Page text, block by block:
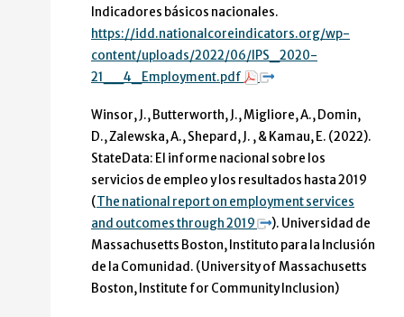
Indicadores básicos nacionales.
https://idd.nationalcoreindicators.org/wp-
content/uploads/2022/06/IPS_2020-
21__4_Employment.pdf
Winsor, J., Butterworth, J., Migliore, A., Domin,
D., Zalewska, A., Shepard, J. , & Kamau, E. (2022).
StateData: El informe nacional sobre los
servicios de empleo y los resultados hasta 2019
(The national report on employment services
and outcomes through 2019
). Universidad de
Massachusetts Boston, Instituto para la Inclusión
de la Comunidad. (University of Massachusetts
Boston, Institute for Community Inclusion)